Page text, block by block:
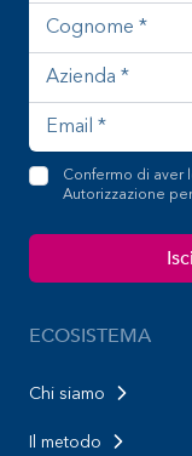
Confermo di aver
Autorizzazione
ECOSISTEMA
Chi siamo
Il metodo